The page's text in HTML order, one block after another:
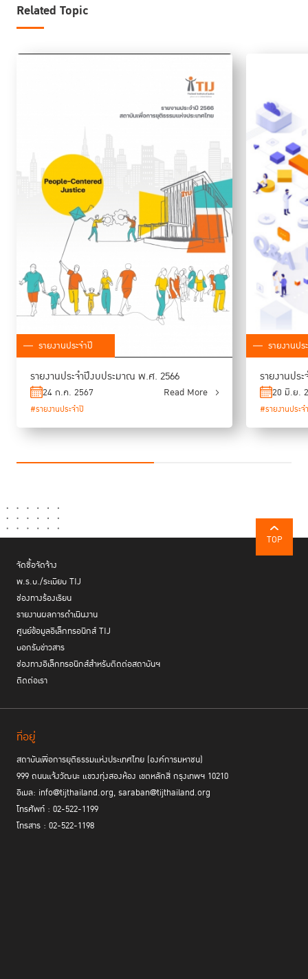
Related Topic
รายงานประจำปี
รายงานประจำปีงบประมาณ พ.ศ. 2566
24 ก.ค. 2567 Read More
#รายงานประจำปี
รายงานปร
รายงานปร
20 มิ.ย.
#รายงานประจ
TOP
จัดซื้อจัดจ้าง
พ.ร.บ./ระเบียบ TIJ
ช่องทางร้องเรียน
รายงานผลการดำเนินงาน
ศูนย์ข้อมูลอิเล็กทรอนิกส์ TIJ
บอกรับข่าวสาร
ช่องทางอิเล็กทรอนิกส์สำหรับติดต่อสถาบันฯ
ติดต่อเรา
ที่อยู่
สถาบันเพื่อการยุติธรรมแห่งประเทศไทย (องค์การมหาชน)
999 ถนนแจ้งวัฒนะ แขวงทุ่งสองห้อง เขตหลักสี่ กรุงเทพฯ 10210
อีเมล: info@tijthailand.org, saraban@tijthailand.org
โทรศัพท์ : 02-522-1199
โทรสาร : 02-522-1198